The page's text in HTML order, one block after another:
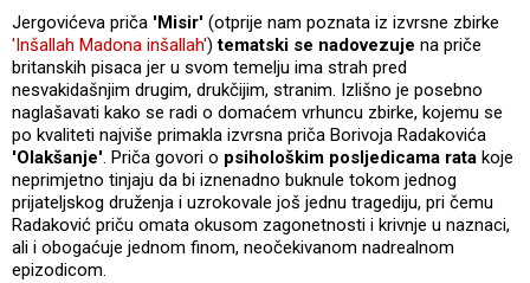
Jergovićeva priča 'Misir' (otprije nam poznata iz izvrsne zbirke
'Inšallah Madona inšallah')tematski se nadovezuje na priče
britanskih pisaca jer u svom temelju ima strah pred
nesvakidašnjim drugim, drukčijim, stranim. Izlišno je posebno
naglašavati kako se radi o domaćem vrhuncu zbirke, kojemu se
po kvaliteti najviše primakla izvrsna priča Borivoja Radakovića
'Olakšanje'. Priča govori o psihološkim posljedicama rata koje
neprimjetno tinjaju da bi iznenadno buknule tokom jednog
prijateljskog druženja i uzrokovale još jednu tragediju, pri čemu
Radaković priču omata okusom zagonetnosti i krivnje u naznaci,
ali i obogaćuje jednom finom, neočekivanom nadrealnom
epizodicom.